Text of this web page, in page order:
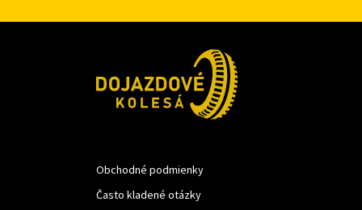
Obchodné podmienky
Často kladené otázky